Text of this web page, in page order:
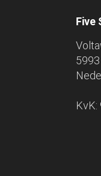
Five